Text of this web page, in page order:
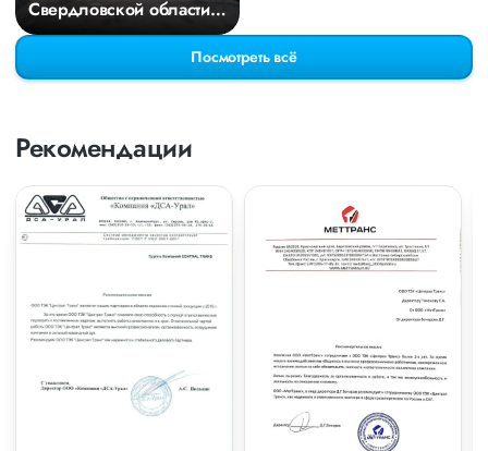
Свердловской области в
Киров
Посмотреть всё
Рекомендации